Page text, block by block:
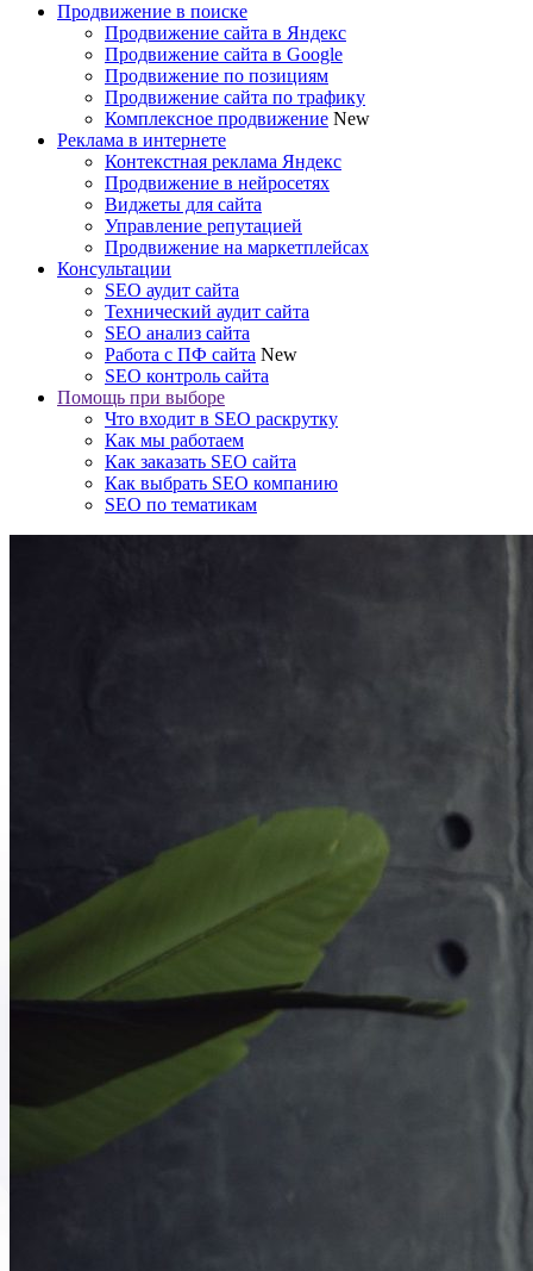
Продвижение в поиске
Продвижение сайта в Яндекс
Продвижение сайта в Google
Продвижение по позициям
Продвижение сайта по трафику
Комплексное продвижение New
Реклама в интернете
Контекстная реклама Яндекс
Продвижение в нейросетях
Виджеты для сайта
Управление репутацией
Продвижение на маркетплейсах
Консультации
SEO аудит сайта
Технический аудит сайта
SEO анализ сайта
Работа с ПФ сайта New
SEO контроль сайта
Помощь при выборе
Что входит в SEO раскрутку
Как мы работаем
Как заказать SEO сайта
Как выбрать SEO компанию
SEO по тематикам